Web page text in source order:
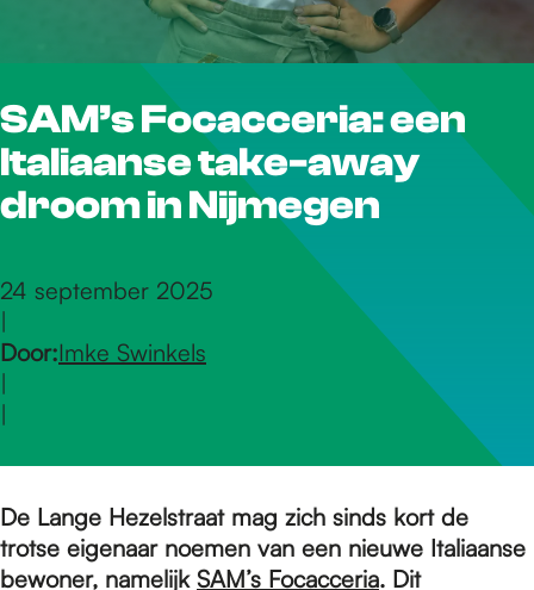
r
d
e
m
e
SAM’s Focacceria: een
Italiaanse take-away
droom in Nijmegen
24 september 2025
|
Door:Imke Swinkels
|
|
De Lange Hezelstraat mag zich sinds kort de
trotse eigenaar noemen van een nieuwe Italiaanse
bewoner, namelijk SAM’s Focacceria. Dit